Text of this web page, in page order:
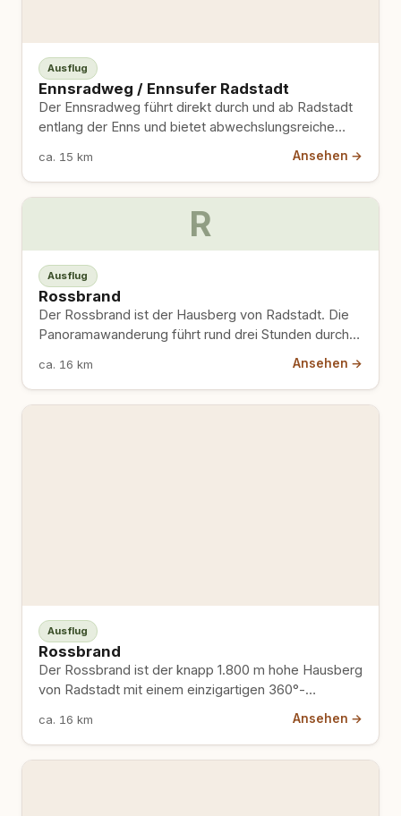
Ausflug
Ennsradweg / Ennsufer Radstadt
Der Ennsradweg führt direkt durch und ab Radstadt
entlang der Enns und bietet abwechslungsreiche
ca. 15 km Ansehen →
R
Ausflug
Rossbrand
Der Rossbrand ist der Hausberg von Radstadt. Die
Panoramawanderung führt rund drei Stunden durch
ca. 16 km Ansehen →
Ausflug
Rossbrand
Der Rossbrand ist der knapp 1.800 m hohe Hausberg
von Radstadt mit einem einzigartigen 360°-
ca. 16 km Ansehen →